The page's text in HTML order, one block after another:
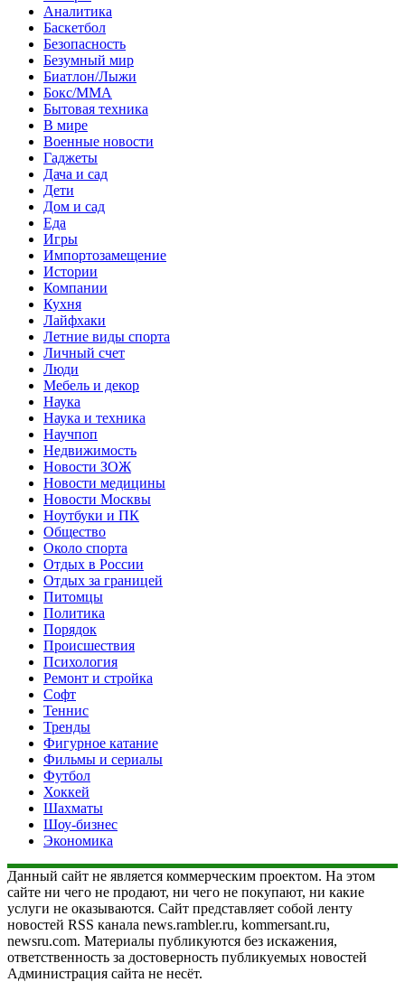
Аналитика
Баскетбол
Безопасность
Безумный мир
Биатлон/Лыжи
Бокс/MMA
Бытовая техника
В мире
Военные новости
Гаджеты
Дача и сад
Дети
Дом и сад
Еда
Игры
Импортозамещение
Истории
Компании
Кухня
Лайфхаки
Летние виды спорта
Личный счет
Люди
Мебель и декор
Наука
Наука и техника
Научпоп
Недвижимость
Новости ЗОЖ
Новости медицины
Новости Москвы
Ноутбуки и ПК
Общество
Около спорта
Отдых в России
Отдых за границей
Питомцы
Политика
Порядок
Происшествия
Психология
Ремонт и стройка
Софт
Теннис
Тренды
Фигурное катание
Фильмы и сериалы
Футбол
Хоккей
Шахматы
Шоу-бизнес
Экономика
Данный сайт не является коммерческим проектом. На этом
сайте ни чего не продают, ни чего не покупают, ни какие
услуги не оказываются. Сайт представляет собой ленту
новостей RSS канала news.rambler.ru, kommersant.ru,
newsru.com. Материалы публикуются без искажения,
ответственность за достоверность публикуемых новостей
Администрация сайта не несёт.